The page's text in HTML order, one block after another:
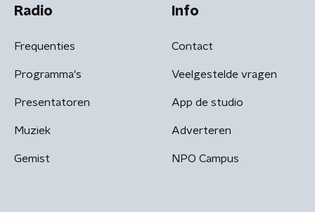
Radio
Frequenties
Programma's
Presentatoren
Muziek
Gemist
Info
Contact
Veelgestelde vragen
App de studio
Adverteren
NPO Campus